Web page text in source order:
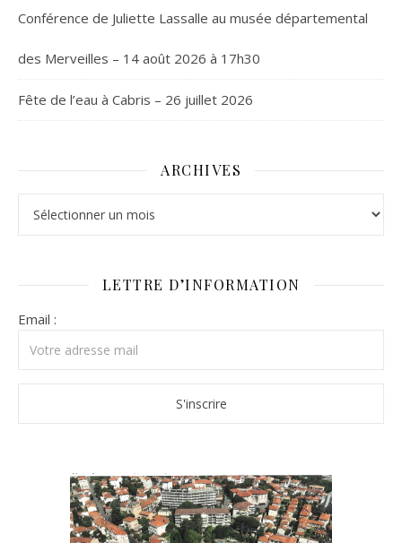
Conférence de Juliette Lassalle au musée départemental
des Merveilles – 14 août 2026 à 17h30
Fête de l’eau à Cabris – 26 juillet 2026
ARCHIVES
LETTRE D’INFORMATION
Email :